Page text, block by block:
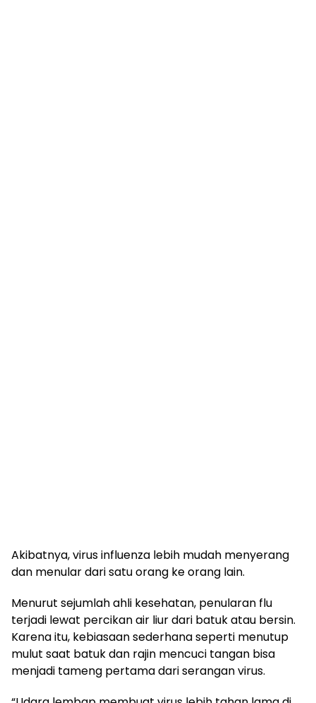
Akibatnya, virus influenza lebih mudah menyerang
dan menular dari satu orang ke orang lain.
Menurut sejumlah ahli kesehatan, penularan flu
terjadi lewat percikan air liur dari batuk atau bersin.
Karena itu, kebiasaan sederhana seperti menutup
mulut saat batuk dan rajin mencuci tangan bisa
menjadi tameng pertama dari serangan virus.